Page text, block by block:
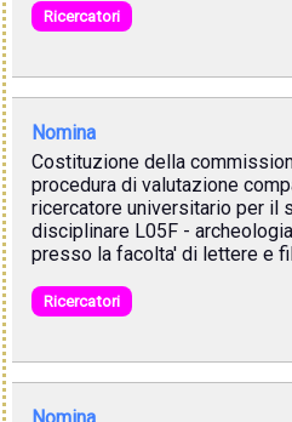
Ricercatori
Nomina
Costituzione della
procedura di valutazione
ricercatore universitario per il
disciplinare L05F -
presso la facolta' di lettere e
Ricercatori